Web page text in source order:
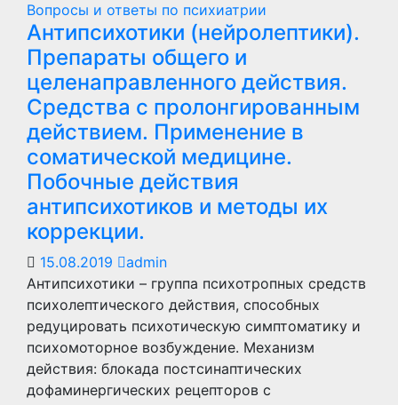
Вопросы и ответы по психиатрии
Антипсихотики (нейролептики).
Препараты общего и
целенаправленного действия.
Средства с пролонгированным
действием. Применение в
соматической медицине.
Побочные действия
антипсихотиков и методы их
коррекции.
15.08.2019
admin
Антипсихотики – группа психотропных средств
психолептического действия, способных
редуцировать психотическую симптоматику и
психомоторное возбуждение. Механизм
действия: блокада постсинаптических
дофаминергических рецепторов с